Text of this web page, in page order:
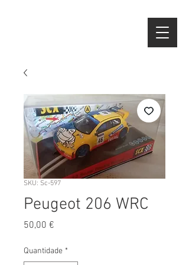
SKU: Sc-597
Peugeot 206 WRC
50,00 €
Quantidade *